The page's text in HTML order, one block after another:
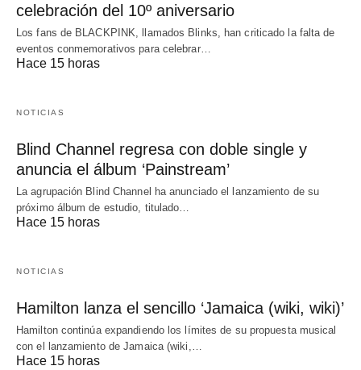
celebración del 10º aniversario
Los fans de BLACKPINK, llamados Blinks, han criticado la falta de
eventos conmemorativos para celebrar…
Hace 15 horas
NOTICIAS
Blind Channel regresa con doble single y
anuncia el álbum ‘Painstream’
La agrupación Blind Channel ha anunciado el lanzamiento de su
próximo álbum de estudio, titulado…
Hace 15 horas
NOTICIAS
Hamilton lanza el sencillo ‘Jamaica (wiki, wiki)’
Hamilton continúa expandiendo los límites de su propuesta musical
con el lanzamiento de Jamaica (wiki,…
Hace 15 horas